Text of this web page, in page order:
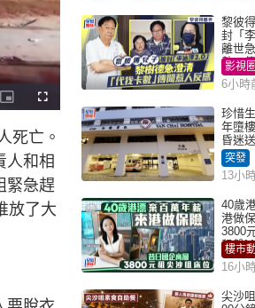
P
i
r
n
-
i
c
F
u
s
r
e
e
n
死亡。
人和相
緊急趕
放了大
黎彼
封「
離世
數」
影視圈
6小時
珍惜
年墮
昏迷
突發
13小
40歲
港做
3800
租盤
樓市
16小
尖沙